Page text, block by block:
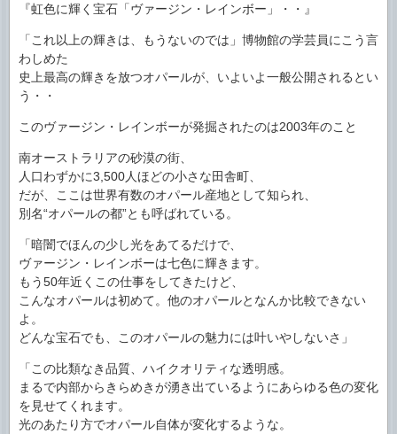
『虹色に輝く宝石「ヴァージン・レインボー」・・』
「これ以上の輝きは、もうないのでは」博物館の学芸員にこう言
わしめた
史上最高の輝きを放つオパールが、いよいよ一般公開されるとい
う・・
このヴァージン・レインボーが発掘されたのは2003年のこと
南オーストラリアの砂漠の街、
人口わずかに3,500人ほどの小さな田舎町、
だが、ここは世界有数のオパール産地として知られ、
別名“オパールの都”とも呼ばれている。
「暗闇でほんの少し光をあてるだけで、
ヴァージン・レインボーは七色に輝きます。
もう50年近くこの仕事をしてきたけど、
こんなオパールは初めて。他のオパールとなんか比較できない
よ。
どんな宝石でも、このオパールの魅力には叶いやしないさ」
「この比類なき品質、ハイクオリティな透明感。
まるで内部からきらめきが湧き出ているようにあらゆる色の変化
を見せてくれます。
光のあたり方でオパール自体が変化するような。